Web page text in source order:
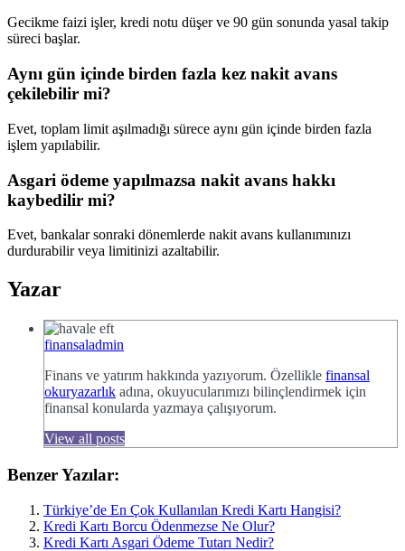
Gecikme faizi işler, kredi notu düşer ve 90 gün sonunda yasal takip
süreci başlar.
Aynı gün içinde birden fazla kez nakit avans
çekilebilir mi?
Evet, toplam limit aşılmadığı sürece aynı gün içinde birden fazla
işlem yapılabilir.
Asgari ödeme yapılmazsa nakit avans hakkı
kaybedilir mi?
Evet, bankalar sonraki dönemlerde nakit avans kullanımınızı
durdurabilir veya limitinizi azaltabilir.
Yazar
finansaladmin
Finans ve yatırım hakkında yazıyorum. Özellikle finansal
okuryazarlık adına, okuyucularımızı bilinçlendirmek için
finansal konularda yazmaya çalışıyorum.
View all posts
Benzer Yazılar:
Türkiye’de En Çok Kullanılan Kredi Kartı Hangisi?
Kredi Kartı Borcu Ödenmezse Ne Olur?
Kredi Kartı Asgari Ödeme Tutarı Nedir?